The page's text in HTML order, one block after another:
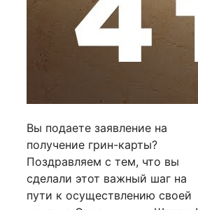
Вы подаете заявление на
получение грин-карты?
Поздравляем с тем, что вы
сделали этот важный шаг на
пути к осуществлению своей